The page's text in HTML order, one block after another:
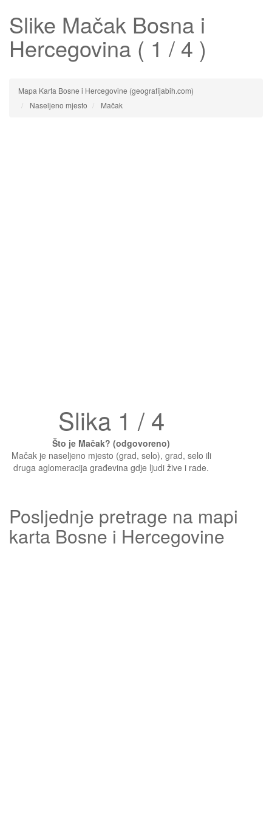
Slike Mačak Bosna i
Hercegovina ( 1 / 4 )
Mapa Karta Bosne i Hercegovine (geografijabih.com)
Naseljeno mjesto
Mačak
Slika 1 / 4
Što je Mačak? (odgovoreno)
Mačak je naseljeno mjesto (grad, selo), grad, selo ili
druga aglomeracija građevina gdje ljudi žive i rade.
Posljednje pretrage na mapi
karta Bosne i Hercegovine